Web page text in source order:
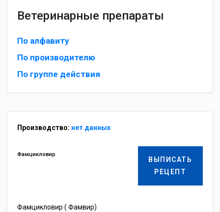
Ветеринарные препараты
По алфавиту
По производителю
По группе действия
Производство: нет данных
ВЫПИСАТЬ
РЕЦЕПТ
Фамцикловир
Фамцикловир ( Фамвир)